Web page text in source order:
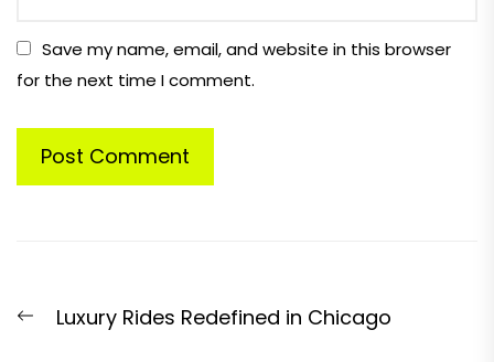
Save my name, email, and website in this browser
for the next time I comment.
navigation
PreviousLuxury Rides Redefined in Chicago